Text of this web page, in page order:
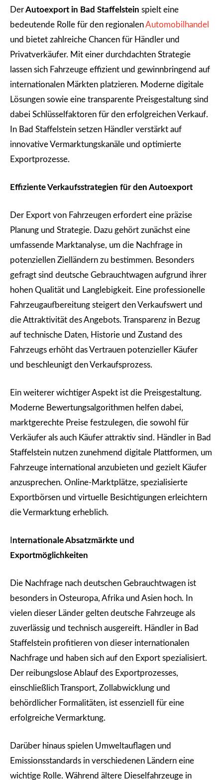
DerAutoexport in Bad Staffelstein spielt eine
bedeutende Rolle für den regionalenAutomobilhandel
und bietet zahlreiche Chancen für Händler und
Privatverkäufer. Mit einer durchdachten Strategie
lassen sich Fahrzeuge effizient und gewinnbringend auf
internationalen Märkten platzieren. Moderne digitale
Lösungen sowie eine transparente Preisgestaltung sind
dabei Schlüsselfaktoren für den erfolgreichen Verkauf.
In Bad Staffelstein setzen Händler verstärkt auf
innovative Vermarktungskanäle und optimierte
Exportprozesse.
Effiziente Verkaufsstrategien für den Autoexport
Der Export von Fahrzeugen erfordert eine präzise
Planung und Strategie. Dazu gehört zunächst eine
umfassende Marktanalyse, um die Nachfrage in
potenziellen Zielländern zu bestimmen. Besonders
gefragt sind deutsche Gebrauchtwagen aufgrund ihrer
hohen Qualität und Langlebigkeit. Eine professionelle
Fahrzeugaufbereitung steigert den Verkaufswert und
die Attraktivität des Angebots. Transparenz in Bezug
auf technische Daten, Historie und Zustand des
Fahrzeugs erhöht das Vertrauen potenzieller Käufer
und beschleunigt den Verkaufsprozess.
Ein weiterer wichtiger Aspekt ist die Preisgestaltung.
Moderne Bewertungsalgorithmen helfen dabei,
marktgerechte Preise festzulegen, die sowohl für
Verkäufer als auch Käufer attraktiv sind. Händler in Bad
Staffelstein nutzen zunehmend digitale Plattformen, um
Fahrzeuge international anzubieten und gezielt Käufer
anzusprechen. Online-Marktplätze, spezialisierte
Exportbörsen und virtuelle Besichtigungen erleichtern
die Vermarktung erheblich.
nternationale Absatzmärkte und
Exportmöglichkeiten
Die Nachfrage nach deutschen Gebrauchtwagen ist
besonders in Osteuropa, Afrika und Asien hoch. In
vielen dieser Länder gelten deutsche Fahrzeuge als
zuverlässig und technisch ausgereift. Händler in Bad
Staffelstein profitieren von dieser internationalen
Nachfrage und haben sich auf den Export spezialisiert.
Der reibungslose Ablauf des Exportprozesses,
einschließlich Transport, Zollabwicklung und
behördlicher Formalitäten, ist essenziell für eine
erfolgreiche Vermarktung.
Darüber hinaus spielen Umweltauflagen und
Emissionsstandards in verschiedenen Ländern eine
wichtige Rolle. Während ältere Dieselfahrzeuge in